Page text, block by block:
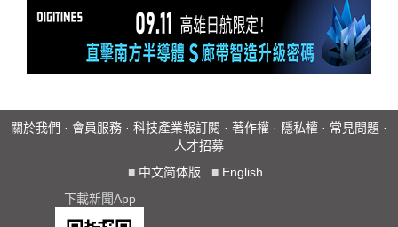
關於我們 · 會員服務 · 科技產業報訂閱 · 著作權 · 隱私權 · 常見問題 ·
人才招募
■ 中文简体版 ■ English
下載新聞App